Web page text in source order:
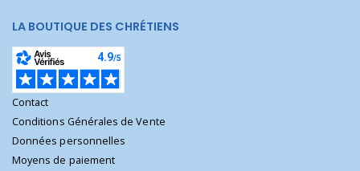
LA BOUTIQUE DES CHRÉTIENS
Contact
Conditions Générales de Vente
Données personnelles
Moyens de paiement